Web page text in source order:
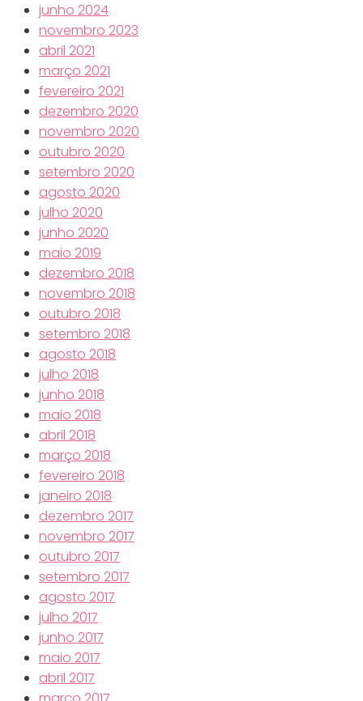
junho 2024
novembro 2023
abril 2021
março 2021
fevereiro 2021
dezembro 2020
novembro 2020
outubro 2020
setembro 2020
agosto 2020
julho 2020
junho 2020
maio 2019
dezembro 2018
novembro 2018
outubro 2018
setembro 2018
agosto 2018
julho 2018
junho 2018
maio 2018
abril 2018
março 2018
fevereiro 2018
janeiro 2018
dezembro 2017
novembro 2017
outubro 2017
setembro 2017
agosto 2017
julho 2017
junho 2017
maio 2017
abril 2017